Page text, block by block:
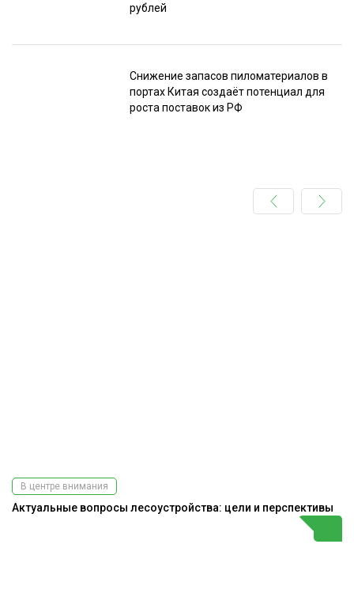
рублей
Снижение запасов пиломатериалов в
портах Китая создаёт потенциал для
роста поставок из РФ
В центре внимания
Актуальные вопросы лесоустройства: цели и перспективы